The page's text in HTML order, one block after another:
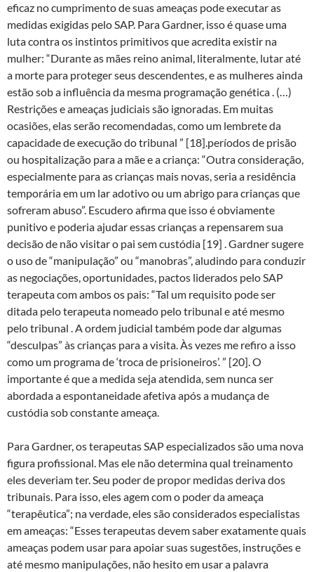
eficaz no cumprimento de suas ameaças pode executar as
medidas exigidas pelo SAP. Para Gardner, isso é quase uma
luta contra os instintos primitivos que acredita existir na
mulher: “Durante as mães reino animal, literalmente, lutar até
a morte para proteger seus descendentes, e as mulheres ainda
estão sob a influência da mesma programação genética . (…)
Restrições e ameaças judiciais são ignoradas. Em muitas
ocasiões, elas serão recomendadas, como um lembrete da
capacidade de execução do tribunal ” [18].períodos de prisão
ou hospitalização para a mãe e a criança: “Outra consideração,
especialmente para as crianças mais novas, seria a residência
temporária em um lar adotivo ou um abrigo para crianças que
sofreram abuso”. Escudero afirma que isso é obviamente
punitivo e poderia ajudar essas crianças a repensarem sua
decisão de não visitar o pai sem custódia [19] . Gardner sugere
o uso de “manipulação” ou “manobras”, aludindo para conduzir
as negociações, oportunidades, pactos liderados pelo SAP
terapeuta com ambos os pais: “Tal um requisito pode ser
ditada pelo terapeuta nomeado pelo tribunal e até mesmo
pelo tribunal . A ordem judicial também pode dar algumas
“desculpas” às crianças para a visita. Às vezes me refiro a isso
como um programa de ‘troca de prisioneiros’. ” [20]. O
importante é que a medida seja atendida, sem nunca ser
abordada a espontaneidade afetiva após a mudança de
custódia sob constante ameaça.
Para Gardner, os terapeutas SAP especializados são uma nova
figura profissional. Mas ele não determina qual treinamento
eles deveriam ter. Seu poder de propor medidas deriva dos
tribunais. Para isso, eles agem com o poder da ameaça
“terapêutica”; na verdade, eles são considerados especialistas
em ameaças: “Esses terapeutas devem saber exatamente quais
ameaças podem usar para apoiar suas sugestões, instruções e
até mesmo manipulações, não hesito em usar a palavra